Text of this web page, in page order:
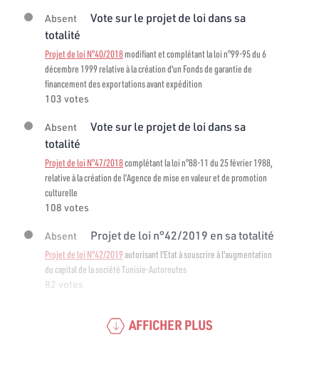
Absent
Vote sur le projet de loi dans sa
totalité
Projet de loi N°40/2018modifiant et complétant la loi n°99-95 du 6
décembre 1999 relative à la création d'un Fonds de garantie de
financement des exportations avant expédition
103 votes
Absent
Vote sur le projet de loi dans sa
totalité
Projet de loi N°47/2018complétant la loi n°88-11 du 25 février 1988,
relative à la création de l’Agence de mise en valeur et de promotion
culturelle
108 votes
Absent Projet de loi n°42/2019 en sa totalité
Projet de loi N°42/2019autorisant l'Etat à souscrire à l'augmentation
du capital de la société Tunisie-Autoroutes
82 votes
AFFICHER PLUS